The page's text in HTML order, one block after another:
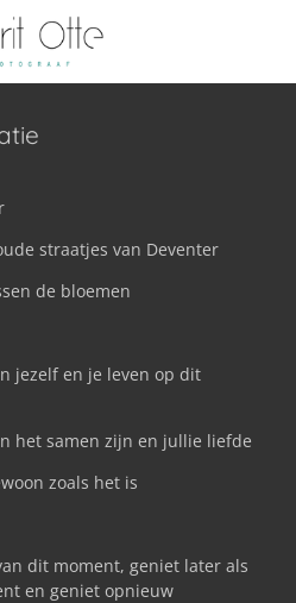
straatjes van Deventer
de bloemen
jezelf en je leven op dit
het samen zijn en jullie liefde
zoals het is
dit moment, geniet later als
en geniet opnieuw